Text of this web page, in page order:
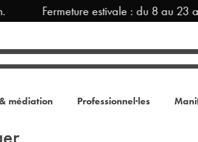
Fermeture estivale : du 8 au 23
médiation Professionnel·les